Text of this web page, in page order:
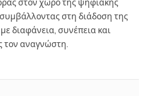
στον χώρο της ψηφιακής
στη διάδοση της
διαφάνεια, συνέπεια και
τον αναγνώστη.